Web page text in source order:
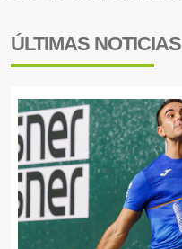
ÚLTIMAS NOTICIAS